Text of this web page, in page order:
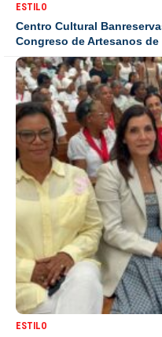
ESTILO
Centro Cultural
Congreso de Artesanos de
ESTILO